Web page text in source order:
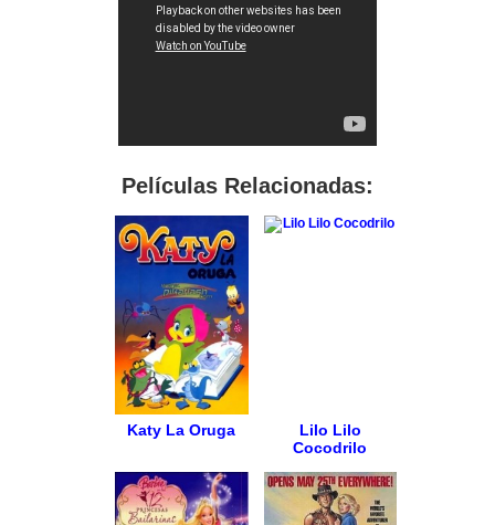
Películas Relacionadas:
Katy La Oruga
Lilo Lilo
Cocodrilo